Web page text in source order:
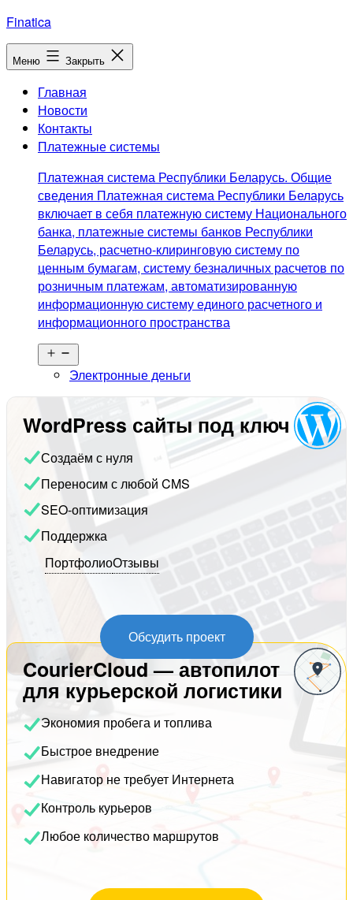
Перейти
к
содержимому
Finatica
Меню Закрыть
Главная
Новости
Контакты
Платежные системы
Платежная система Республики Беларусь. Общие
сведения Платежная система Республики Беларусь
включает в себя платежную систему Национального
банка, платежные системы банков Республики
Беларусь, расчетно-клиринговую систему по
ценным бумагам, систему безналичных расчетов по
розничным платежам, автоматизированную
информационную систему единого расчетного и
информационного пространства
меню
Электронные деньги
WordPress сайты под ключ
Создаём с нуля
Переносим с любой CMS
SEO-оптимизация
Поддержка
ПортфолиоОтзывы
Обсудить проект
CourierCloud — автопилот
для курьерской логистики
Экономия пробега и топлива
Быстрое внедрение
Навигатор не требует Интернета
Контроль курьеров
Любое количество маршрутов